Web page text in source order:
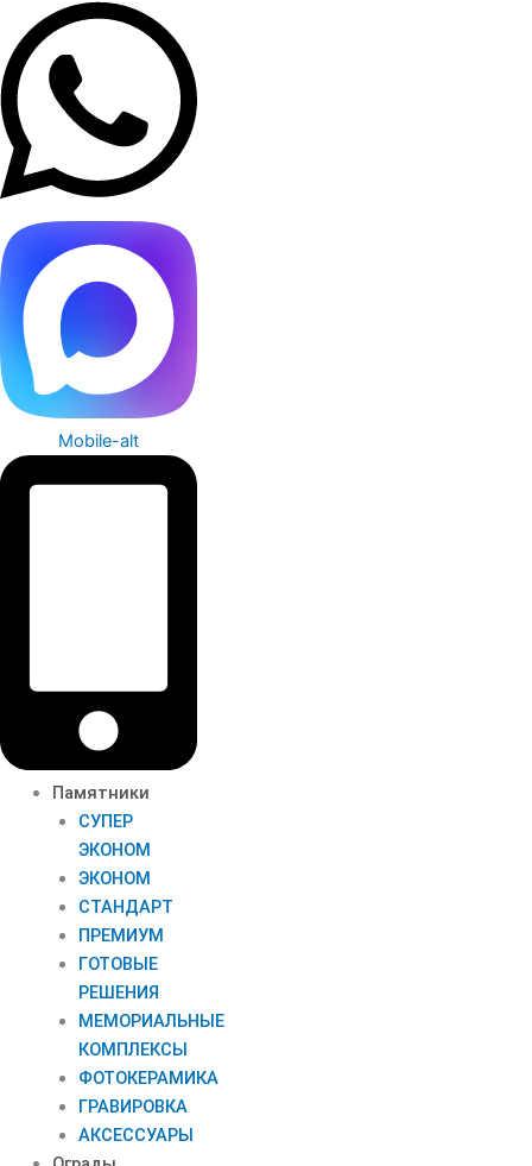
Mobile-alt
Памятники
СУПЕР
ЭКОНОМ
ЭКОНОМ
СТАНДАРТ
ПРЕМИУМ
ГОТОВЫЕ
РЕШЕНИЯ
МЕМОРИАЛЬНЫЕ
КОМПЛЕКСЫ
ФОТОКЕРАМИКА
ГРАВИРОВКА
АКСЕССУАРЫ